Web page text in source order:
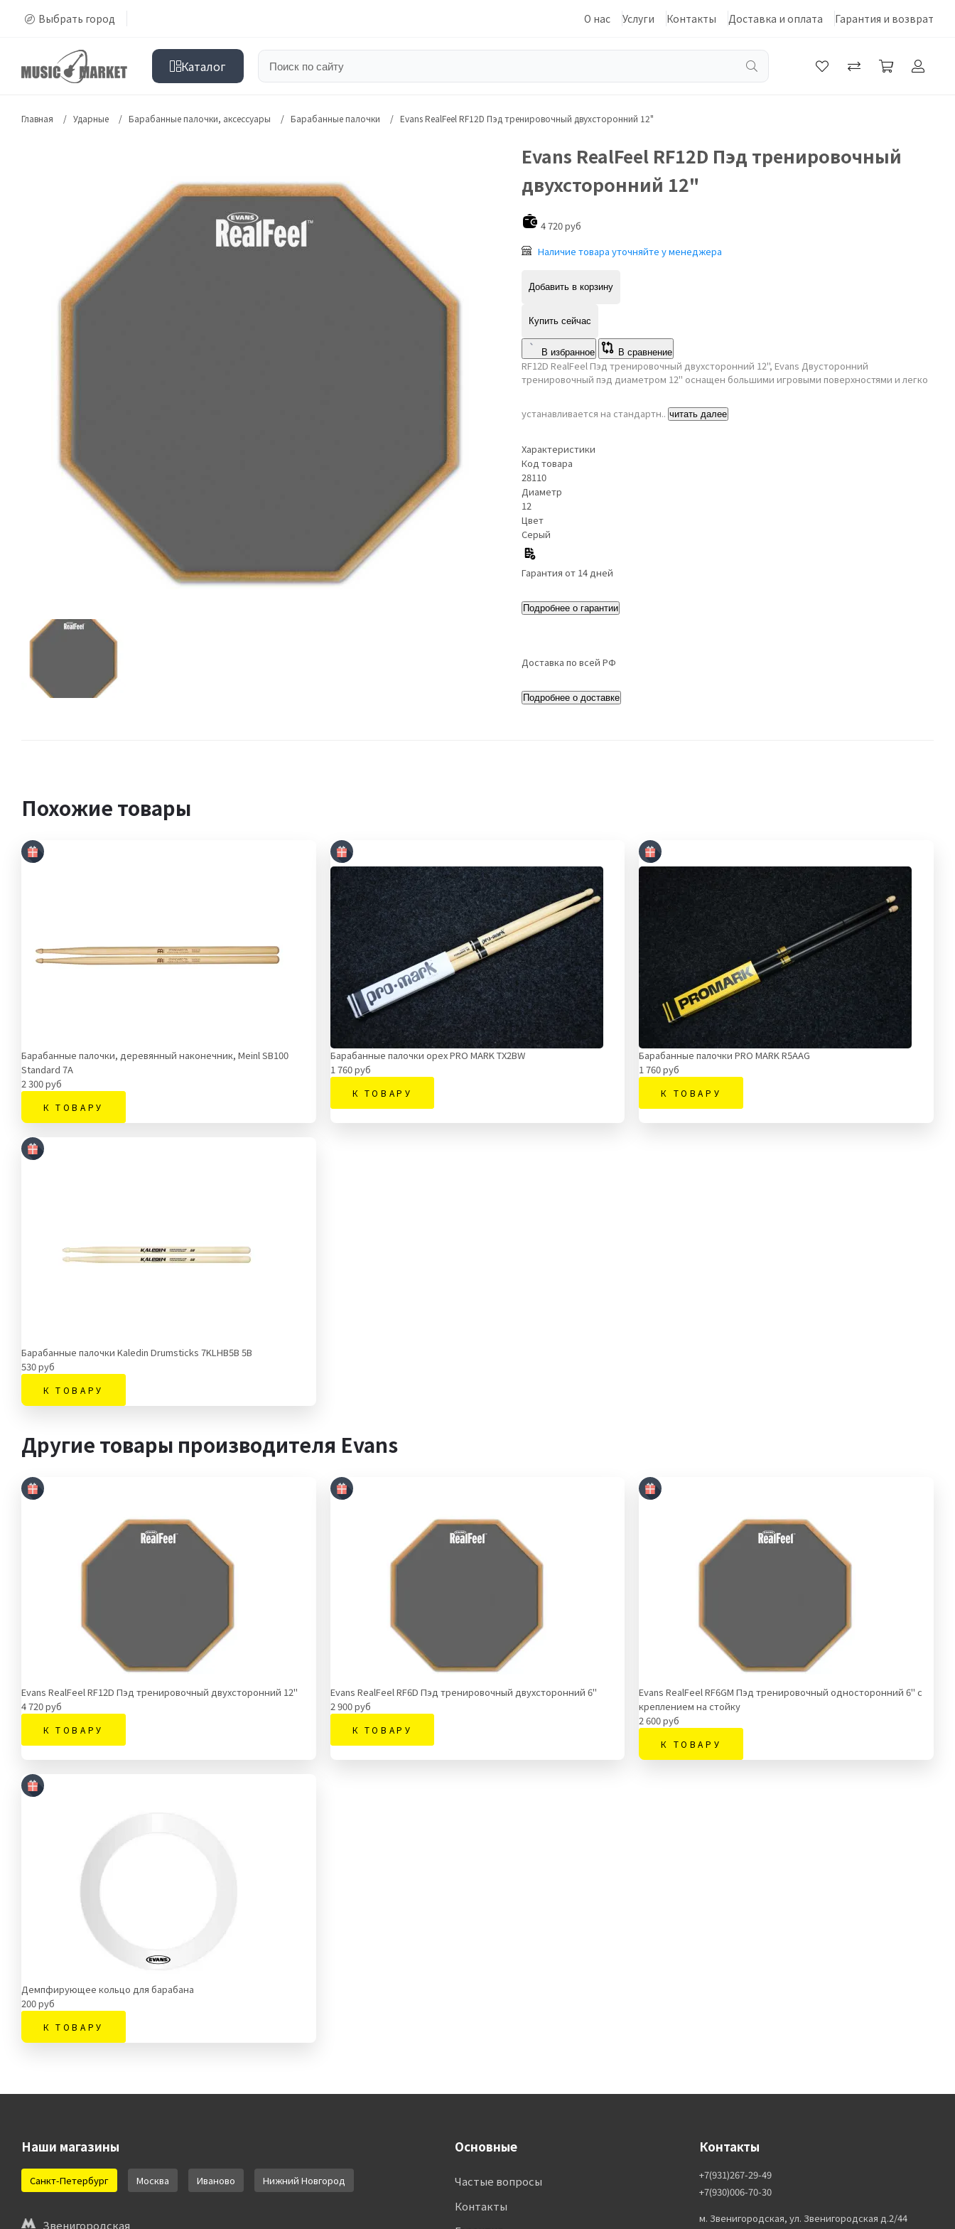
Выбрать город О нас Услуги Контакты Доставка и оплата Гарантия и возврат
Каталог
Главная Ударные Барабанные палочки, аксессуары Барабанные палочки Evans RealFeel RF12D Пэд тренировочный двухсторонний 12"
Evans RealFeel RF12D Пэд тренировочный
двухсторонний 12"
4 720 руб
Наличие товара уточняйте у менеджера
Добавить в корзину
Купить сейчас
В избранное В сравнение
RF12D RealFeel Пэд тренировочный двухсторонний 12", Evans Двусторонний
тренировочный пэд диаметром 12" оснащен большими игровыми поверхностями и легко
устанавливается на стандартн.. читать далее
Характеристики
Код товара
28110
Диаметр
12
Цвет
Серый
Гарантия от 14 дней
Подробнее о гарантии
Доставка по всей РФ
Подробнее о доставке
Похожие товары
Барабанные палочки, деревянный наконечник, Meinl SB100
Standard 7A
2 300 руб
К ТОВАРУ
Барабанные палочки орех PRO MARK TX2BW
1 760 руб
К ТОВАРУ
Барабанные палочки PRO MARK R5AAG
1 760 руб
К ТОВАРУ
Барабанные палочки Kaledin Drumsticks 7KLHB5B 5B
530 руб
К ТОВАРУ
Другие товары производителя Evans
Evans RealFeel RF12D Пэд тренировочный двухсторонний 12"
4 720 руб
К ТОВАРУ
Evans RealFeel RF6D Пэд тренировочный двухсторонний 6"
2 900 руб
К ТОВАРУ
Evans RealFeel RF6GM Пэд тренировочный односторонний 6" с
креплением на стойку
2 600 руб
К ТОВАРУ
Демпфирующее кольцо для барабана
200 руб
К ТОВАРУ
Наши магазины
Санкт-Петербург Москва Иваново Нижний Новгород
Звенигородская
Основные
Частые вопросы
Контакты
Контакты
+7(931)267-29-49
+7(930)006-70-30
м. Звенигородская, ул. Звенигородская д.2/44